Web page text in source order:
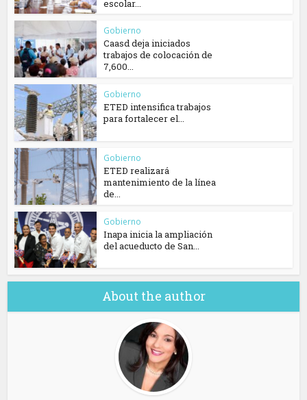
escolar...
Gobierno
Caasd deja iniciados
trabajos de colocación de
7,600...
Gobierno
ETED intensifica trabajos
para fortalecer el...
Gobierno
ETED realizará
mantenimiento de la línea
de...
Gobierno
Inapa inicia la ampliación
del acueducto de San...
About the author